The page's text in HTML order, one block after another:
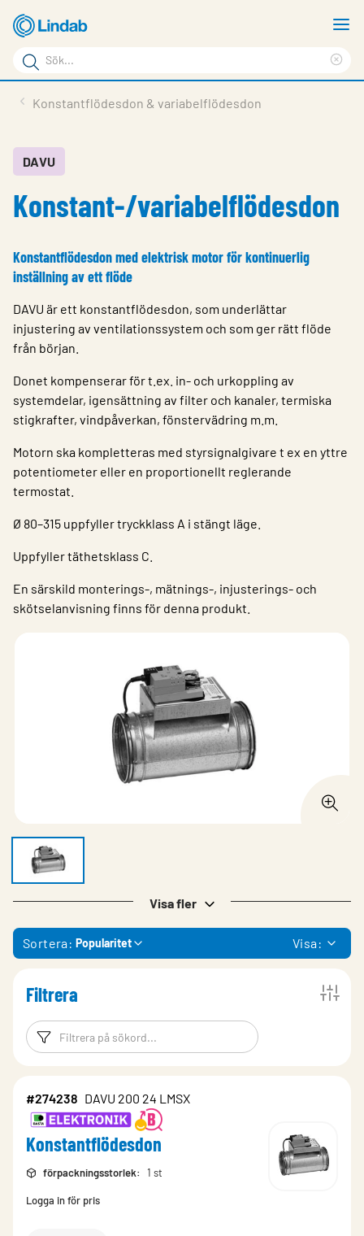
Hoppa
till
huvudinnehållet
Sökord
Sök
på
Service & Support
Hållbarhet
Kontakt
Choose languge
Sweden
Konstantflödesdon & variabelflödesdon
DAVU
Konstant-/variabelflödesdon
Konstantflödesdon med elektrisk motor för kontinuerlig
inställning av ett flöde
DAVU är ett konstantflödesdon, som underlättar
injustering av ventilationssystem och som ger rätt flöde
från början.
Donet kompenserar för t.ex. in- och urkoppling av
systemdelar, igensättning av filter och kanaler, termiska
stigkrafter, vindpåverkan, fönstervädring m.m.
Motorn ska kompletteras med styrsignalgivare t ex en yttre
potentiometer eller en proportionellt reglerande
termostat.
Ø 80–315 uppfyller tryckklass A i stängt läge.
Uppfyller täthetsklass C.
En särskild monterings-, mätnings-, injusterings- och
skötselanvisning finns för denna produkt.
Visa fler
Sortera: Popularitet Visa:
Filtrera
Filtreringsord Filtrera
#274238 DAVU 200 24 LMSX
Konstantflödesdon
förpackningsstorlek: 1 st
Logga in för pris